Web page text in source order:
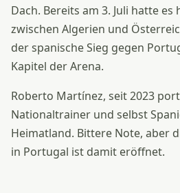
Dach. Bereits am 3. Juli hatte
zwischen Algerien und
der spanische Sieg gegen
Kapitel der Arena.
Roberto Martínez, seit 2023
Nationaltrainer und selbst
Heimatland. Bittere Note, aber
in Portugal ist damit eröffnet.